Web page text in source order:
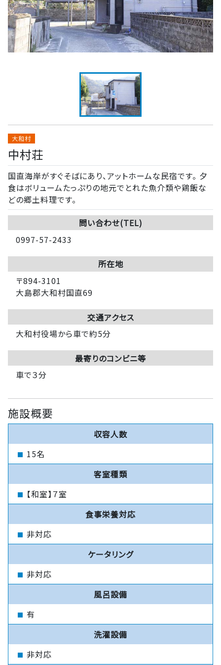
大和村
中村荘
国直海岸がすぐそばにあり、アットホームな民宿です。 夕
食はボリュームたっぷりの地元でとれた魚介類や鶏飯な
どの郷土料理です。
問い合わせ(TEL)
0997-57-2433
所在地
〒894-3101
大島郡大和村国直69
交通アクセス
大和村役場から車で約5分
最寄りのコンビニ等
車で３分
施設概要
収容人数
15名
客室種類
【和室】７室
食事栄養対応
非対応
ケータリング
非対応
風呂設備
有
洗濯設備
非対応